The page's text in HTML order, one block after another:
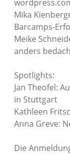
Mika
Barcamps-
Meike
anders
Spotlights:
Jan Theofel:
in Stuttgart
Kathleen
Anna Greve:
Die